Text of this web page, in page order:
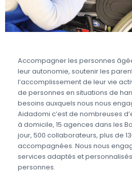
Accompagner les personnes
leur autonomie, soutenir les
l’accomplissement de leur vie
de personnes en situations de
besoins auxquels nous nous
Aidadomi c’est de nombreuses
à domicile, 15 agences dans les
jour, 500 collaborateurs, plus de
accompagnées. Nous nous
services adaptés et
personnes.